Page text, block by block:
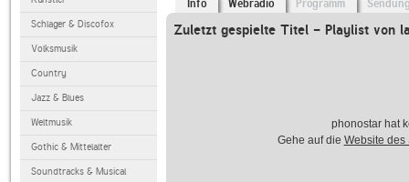
Schlager & Discofox
Volksmusik
Country
Jazz & Blues
Weltmusik
Gothic & Mittelalter
Soundtracks & Musical
Info Webradio Programm
Zuletzt gespielte Titel - Playlist von
phonostar hat
Gehe auf die Website des